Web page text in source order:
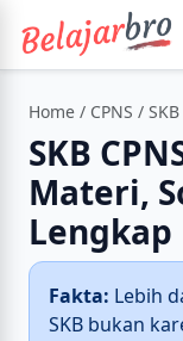
Home / CPNS / SKB
SKB
Materi,
Lengkap
Fakta: Lebih
SKB bukan